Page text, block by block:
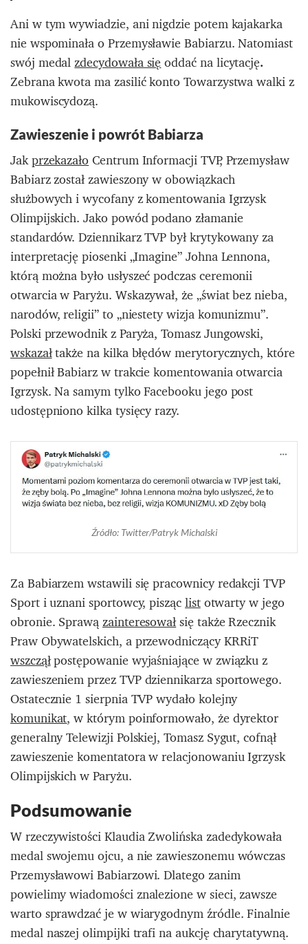
Ani w tym wywiadzie, ani nigdzie potem kajakarka
nie wspominała o Przemysławie Babiarzu. Natomiast
swój medalzdecydowała sięoddać na licytację.
Zebrana kwota ma zasilić konto Towarzystwa walki z
mukowiscydozą.
Zawieszenie i powrót Babiarza
JakprzekazałoCentrum Informacji TVP, Przemysław
Babiarz został zawieszony w obowiązkach
służbowych i wycofany z komentowania Igrzysk
Olimpijskich. Jako powód podano złamanie
standardów. Dziennikarz TVP był krytykowany za
interpretację piosenki „Imagine” Johna Lennona,
którą można było usłyszeć podczas ceremonii
otwarcia w Paryżu. Wskazywał, że „świat bez nieba,
narodów, religii” to „niestety wizja komunizmu”.
Polski przewodnik z Paryża, Tomasz Jungowski,
wskazałtakże na kilka błędów merytorycznych, które
popełnił Babiarz w trakcie komentowania otwarcia
Igrzysk. Na samym tylko Facebooku jego post
udostępniono kilka tysięcy razy.
Źródło: Twitter/Patryk Michalski
Za Babiarzem wstawili się pracownicy redakcji TVP
Sport i uznani sportowcy, pisząclistotwarty w jego
obronie. Sprawązainteresowałsię także Rzecznik
Praw Obywatelskich, a przewodniczący KRRiT
wszcząłpostępowanie wyjaśniające w związku z
zawieszeniem przez TVP dziennikarza sportowego.
Ostatecznie 1 sierpnia TVP wydało kolejny
komunikat, w którym poinformowało, że dyrektor
generalny Telewizji Polskiej, Tomasz Sygut, cofnął
zawieszenie komentatora w relacjonowaniu Igrzysk
Olimpijskich w Paryżu.
Podsumowanie
W rzeczywistości Klaudia Zwolińska zadedykowała
medal swojemu ojcu, a nie zawieszonemu wówczas
Przemysławowi Babiarzowi. Dlatego zanim
powielimy wiadomości znalezione w sieci, zawsze
warto sprawdzać je w wiarygodnym źródle. Finalnie
medal naszej olimpijki trafi na aukcję charytatywną.